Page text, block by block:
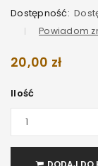
Dostępność:
Powiadom
20,00 zł
Ilość